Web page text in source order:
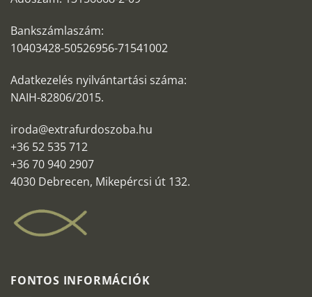
Bankszámlaszám:
10403428-50526956-71541002
Adatkezelés nyilvántartási száma:
NAIH-82806/2015.
iroda@extrafurdoszoba.hu
+36 52 535 712
+36 70 940 2907
4030 Debrecen, Mikepércsi út 132.
FONTOS INFORMÁCIÓK